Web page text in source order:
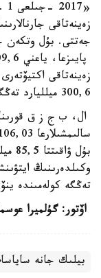
300,6 ميلليارد تەڭگە تۇسكەن»، - دەلىنگەن حابارلامادا.
تەڭگە كولەمىندە
اۆتور: گۇلميرا
بيلىك جانە